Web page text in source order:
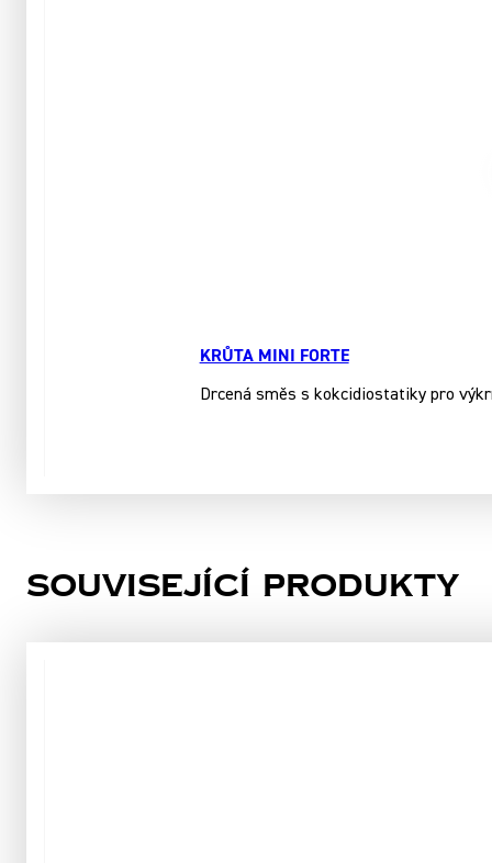
KRŮTA MINI FORTE
Drcená směs s kokcidiostatiky pro
Související produkty